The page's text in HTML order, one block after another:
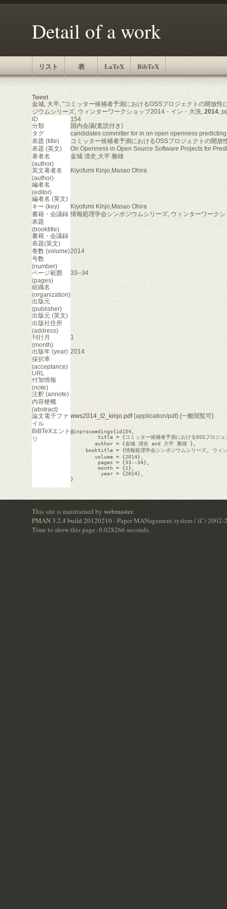
Detail of a work
リスト 表 LaTeX BibTeX
Tweet
金城, 大平, "コミッター候補者予測におけるOSSプロジェクトの開放性
ジウムシリーズ, ウィンターワークショップ2014・イン・大洗, 2014,
ID
154
分類
国内会議(査読付き)
タグ
candidates committer for in on open openness
表題 (title)
コミッター候補者予測におけるOSSプロジェクトの開放
表題 (英文)
On Openness in Open Source Software Projects for
著者名
(author)
金城 清史,大平 雅雄
英文著者名
(author)
Kiyofumi Kinjo,Masao Ohira
編者名
(editor)
編者名 (英文)
キー (key)
Kiyofumi Kinjo,Masao Ohira
書籍・会議録
表題
(booktitle)
情報処理学会シンポジウムシリーズ, ウィンターワーク
書籍・会議録
表題(英文)
巻数 (volume)2014
号数
(number)
ページ範囲
(pages)
33--34
組織名
(organization)
出版元
(publisher)
出版元 (英文)
出版社住所
(address)
刊行月
(month)
1
出版年 (year) 2014
採択率
(acceptance)
URL
付加情報
(note)
注釈 (annote)
内容梗概
(abstract)
論文電子ファ
イル
wws2014_t2_kinjo.pdf(application/pdf) [一般閲覧可]
BiBTeXエント
リ
@inproceedings{id154,
title = {コミッター候補者予測におけるOSSプロジェ
        author = {金城 清史 and 大平 雅雄 },
booktitle = {情報処理学会シンポジウムシリーズ, ウィ
        volume = {2014},
         pages = {33--34},
         month = {1},
          year = {2014},
}
This site is maintained by webmaster.
PMAN 3.2.4 build 20120210 - Paper MANagement system / (C)
Time to show this page: 0.028266 seconds.